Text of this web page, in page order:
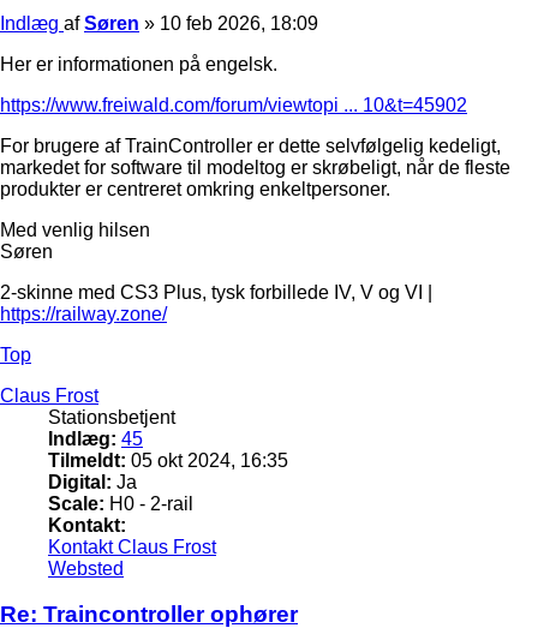
Indlæg afSøren » 10 feb 2026, 18:09
Her er informationen på engelsk.
https://www.freiwald.com/forum/viewtopi ... 10&t=45902
For brugere af TrainController er dette selvfølgelig kedeligt,
markedet for software til modeltog er skrøbeligt, når de fleste
produkter er centreret omkring enkeltpersoner.
Med venlig hilsen
Søren
2-skinne med CS3 Plus, tysk forbillede IV, V og VI |
https://railway.zone/
Top
Claus Frost
Stationsbetjent
Indlæg: 45
Tilmeldt: 05 okt 2024, 16:35
Digital: Ja
Scale: H0 - 2-rail
Kontakt:
Kontakt Claus Frost
Websted
Re: Traincontroller ophører